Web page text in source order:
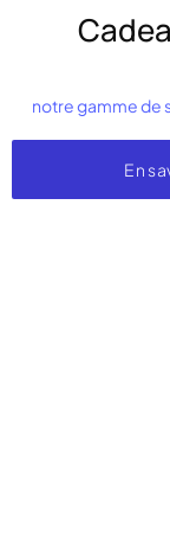
notre gamme de
En